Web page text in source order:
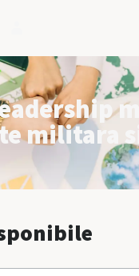
militara si